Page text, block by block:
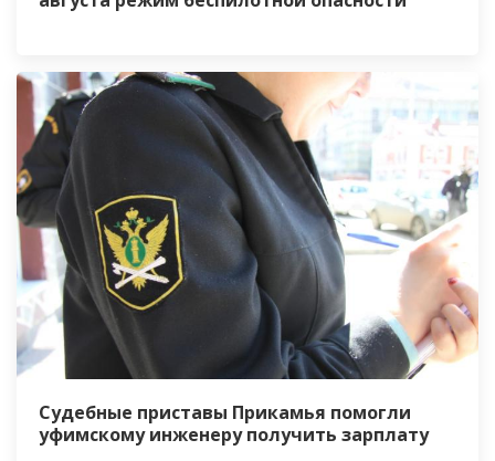
Судебные приставы Прикамья помогли
уфимскому инженеру получить зарплату